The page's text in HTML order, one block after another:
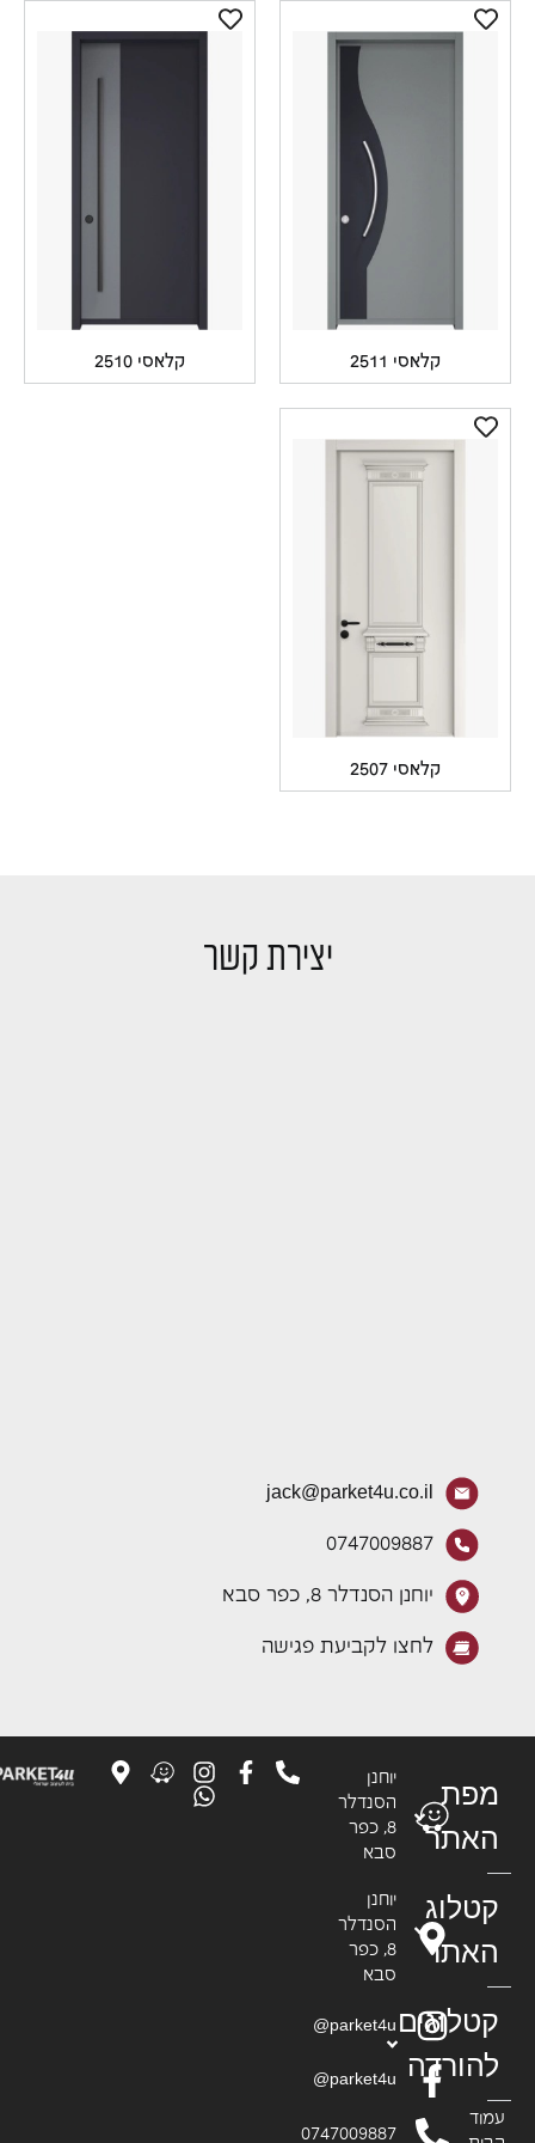
קלאסי 2511 קלאסי 2510
קלאסי 2507
יצירת קשר
jack@parket4u.co.il
0747009887
יוחנן הסנדלר 8, כפר סבא
לחצו לקביעת פגישה
הסנדלר
8, כפר
סבא
יוחנן
הסנדלר
8, כפר
parket4u@
parket4u@
0747009887